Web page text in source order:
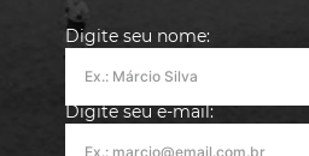
Digite seu nome:
Digite seu e-mail: